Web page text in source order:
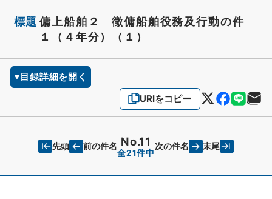
標題 傭上船舶２ 徴傭船舶役務及行動の件
１（４年分）（１）
目録詳細を開く
URIをコピー
先頭 前の件名 No.11
全21件中
次の件名 末尾